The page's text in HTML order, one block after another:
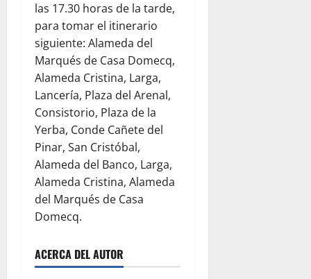
las 17.30 horas de la tarde,
para tomar el itinerario
siguiente: Alameda del
Marqués de Casa Domecq,
Alameda Cristina, Larga,
Lancería, Plaza del Arenal,
Consistorio, Plaza de la
Yerba, Conde Cañete del
Pinar, San Cristóbal,
Alameda del Banco, Larga,
Alameda Cristina, Alameda
del Marqués de Casa
Domecq.
ACERCA DEL AUTOR